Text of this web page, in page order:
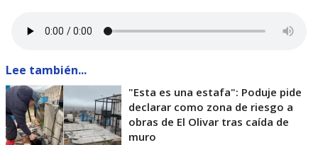
Lee también...
"Esta es una estafa": Poduje pide
declarar como zona de riesgo a
obras de El Olivar tras caída de
muro